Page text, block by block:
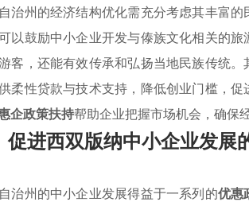
治州的经济结构优化需充分考虑其丰富的
以鼓励中小企业开发与傣族文化相关的
客，还能有效传承和弘扬当地民族传统
柔性贷款与技术支持，降低创业门槛，
企政策扶持帮助企业把握市场机会，确保
促进西双版纳中小企业发展
治州的中小企业发展得益于一系列的优惠